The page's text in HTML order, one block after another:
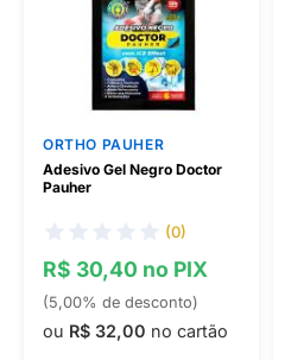
ORTHO PAUHER
Adesivo Gel Negro Doctor
Pauher
(0)
R$ 30,40 no PIX
(5,00% de desconto)
ou R$ 32,00 no cartão